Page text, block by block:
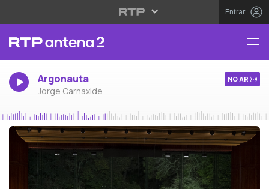
Entrar
Argonauta
Jorge Carnaxide
NO AR